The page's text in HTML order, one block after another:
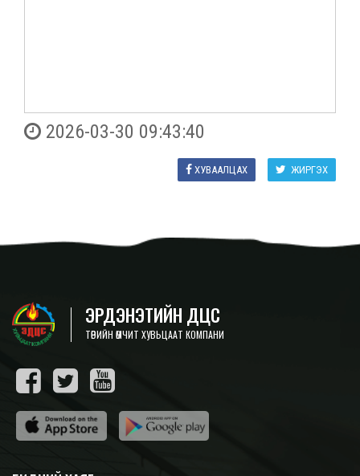
2026-03-30 09:43:40
ЖИРГЭХ
ХУВААЛЦАХ
ЭРДЭНЭТИЙН ДЦС
ТӨРИЙН ӨМЧИТ ХУВЬЦААТ КОМПАНИ